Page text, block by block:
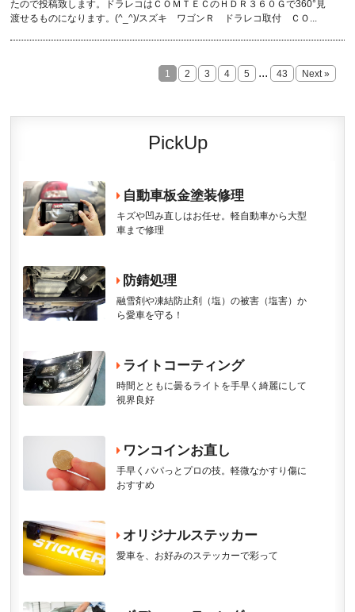
たので投稿致します。ドラレコはＣＯＭＴＥＣのＨＤＲ３６０Ｇで360°見
渡せるものになります。(^_^)/スズキ ワゴンＲ ドラレコ取付 ＣＯ...
1 2 3 4 5 ... 43 Next »
PickUp